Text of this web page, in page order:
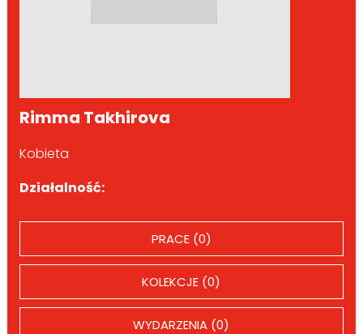
Rimma Takhirova
Kobieta
Działalność:
PRACE (0)
KOLEKCJE (0)
WYDARZENIA (0)